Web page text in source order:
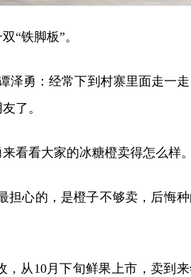
“铁脚板”。
泽勇：经常下到村寨里面走一
了。
看看大家的冰糖橙卖得怎么样
担心的，是橙子不够卖，后悔
从10月下旬鲜果上市，卖到